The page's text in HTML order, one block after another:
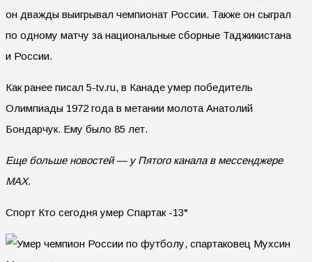
он дважды выигрывал чемпионат России. Также он сыграл
по одному матчу за национальные сборные Таджикистана
и России.
Как ранее писал 5-tv.ru, в Канаде умер победитель
Олимпиады 1972 года в метании молота Анатолий
Бондарчук. Ему было 85 лет.
Еще больше новостей — у Пятого канала в мессенджере
MAX.
Спорт Кто сегодня умер Спартак -13°